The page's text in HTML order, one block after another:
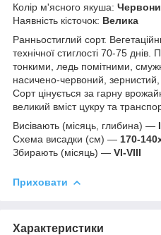
Колір м'ясного якуша:
Наявність кісточок: Велика
Ранньостиглий сорт.
технічної стиглості 70-75 днів.
тонкими, ледь помітними,
насичено-червоний,
Сорт цінується за гарну
великий вміст цукру та
Висівають (місяць, глибина) —
Схема висадки (см) — 170-
Збирають (місяць) — VI-VIII
Приховати
Характеристики